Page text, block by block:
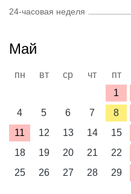
24-часовая неделя
Май
пн вт ср чт пт
1
4
5 6 7 8
11
12 13 14 15
18
19 20 21 22
25
26 27 28 29